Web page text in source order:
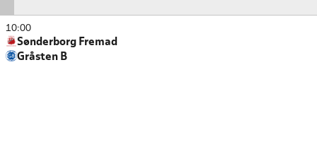
10:00
Sønderborg Fremad
Gråsten B